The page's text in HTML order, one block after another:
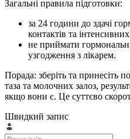
Загальні правила підготовки:
за 24 години до здачі
контактів та
не приймати
узгодження з лікарем.
Порада: зберіть та принесіть
таза та молочних залоз,
якщо вони є. Це суттєво
Швидкий запис